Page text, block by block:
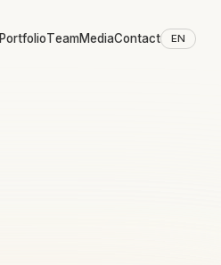
PortfolioTeamMediaContact EN